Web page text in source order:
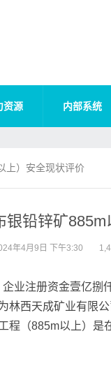
资源 内部系统
上）安全现状评价
铅锌矿
年4月9日 下午3:30
业注册资金壹亿捌
西天成矿业有限
（885m以上）是